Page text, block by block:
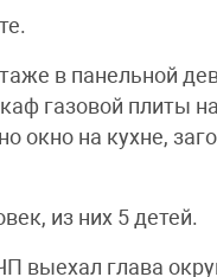
в панельной
газовой плиты
окно на кухне,
из них 5 детей.
выехал глава